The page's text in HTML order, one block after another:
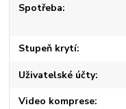
Spotřeba
Stupeň krytí
Uživatelské účty
Video komprese